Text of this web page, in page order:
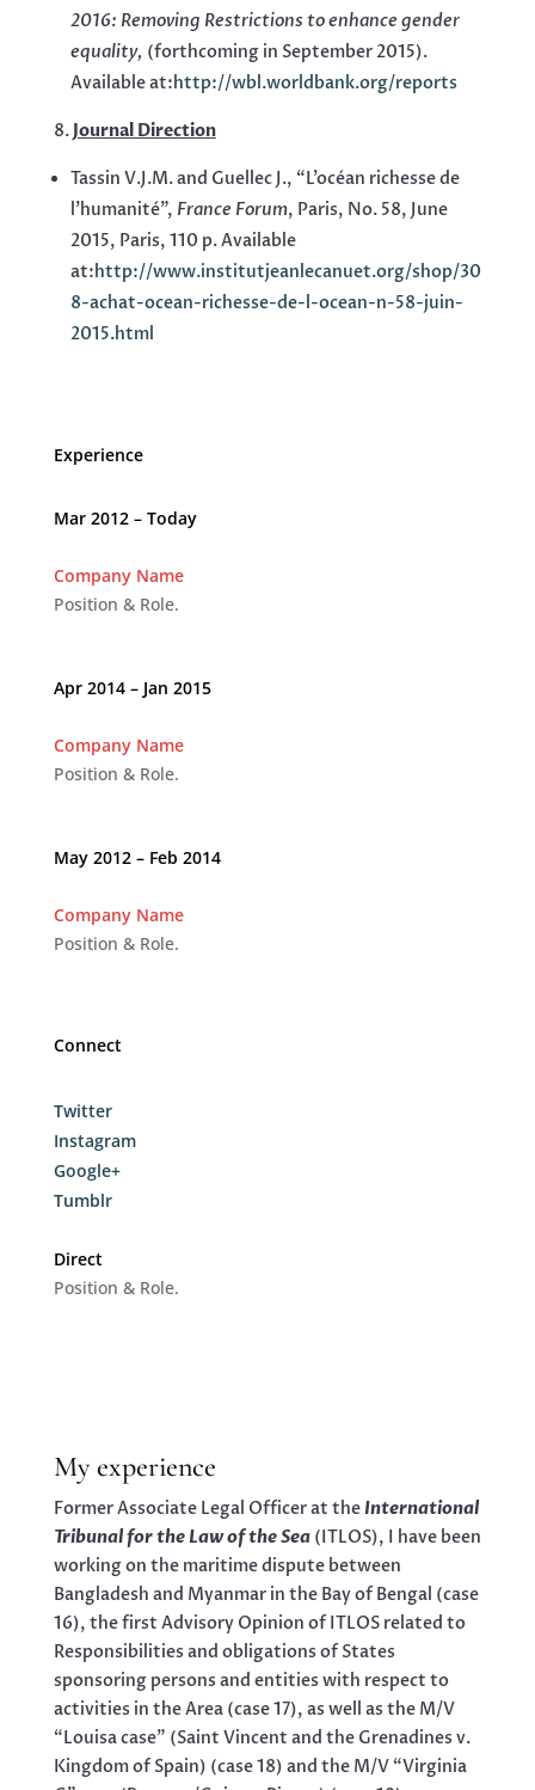
2016: Removing Restrictions to enhance gender
equality, (forthcoming in September 2015).
Available at:http://wbl.worldbank.org/reports
Journal Direction
Tassin V.J.M. and Guellec J., “L’océan richesse de
l’humanité”, France Forum, Paris, No. 58, June
2015, Paris, 110 p. Available
at:http://www.institutjeanlecanuet.org/shop/30
8-achat-ocean-richesse-de-l-ocean-n-58-juin-
2015.html
Experience
Mar 2012 – Today
Company Name
Position & Role.
Apr 2014 – Jan 2015
Company Name
Position & Role.
May 2012 – Feb 2014
Company Name
Position & Role.
Connect
Twitter
Instagram
Google+
Tumblr
Direct
Position & Role.
My experience
Former Associate Legal Officer at theInternational
Tribunal for the Law of the Sea (ITLOS), I have been
working on the maritime dispute between
Bangladesh and Myanmar in the Bay of Bengal (case
16), the first Advisory Opinion of ITLOS related to
Responsibilities and obligations of States
sponsoring persons and entities with respect to
activities in the Area (case 17), as well as the M/V
“Louisa case” (Saint Vincent and the Grenadines v.
Kingdom of Spain) (case 18) and the M/V “Virginia